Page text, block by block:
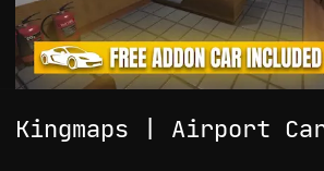
Kingmaps | Airport